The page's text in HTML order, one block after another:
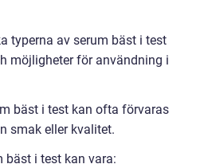
typerna av serum bäst i test
möjligheter för användning i
bäst i test kan ofta förvaras
smak eller kvalitet.
bäst i test kan vara: